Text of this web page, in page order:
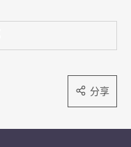
分享